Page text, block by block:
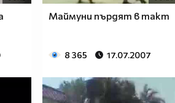
Маймуни пърдят в такт
8 365 17.07.2007